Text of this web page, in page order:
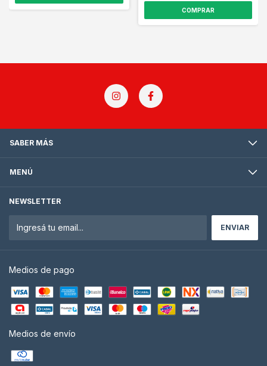
COMPRAR
SABER MÁS
MENÚ
NEWSLETTER
Medios de pago
Medios de envío